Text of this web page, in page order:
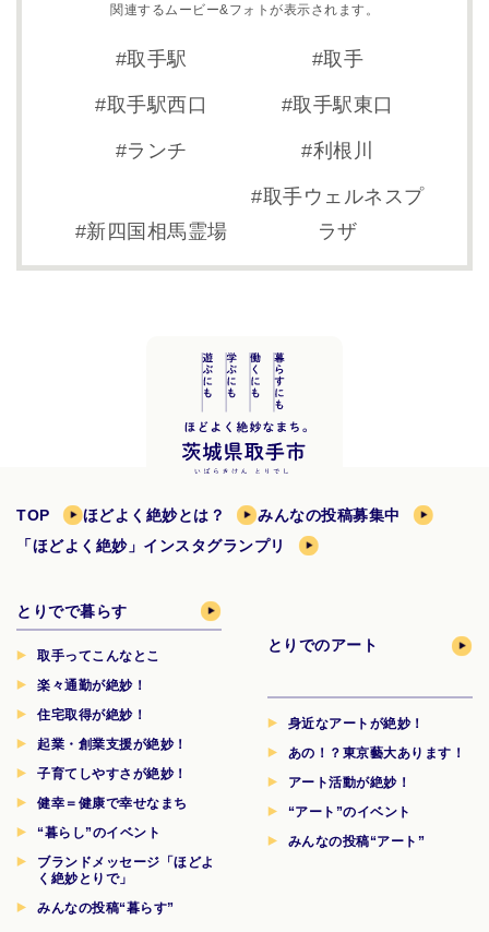
関連するムービー&フォトが表示されます。
取手駅 取手
取手駅西口 取手駅東口
ランチ 利根川
新四国相馬霊場
取手ウェルネスプ
ラザ
TOP ほどよく絶妙とは？
みんなの投稿募集中
「ほどよく絶妙」インスタグランプリ
とりでで暮らす
取手ってこんなとこ
楽々通勤が絶妙！
住宅取得が絶妙！
起業・創業支援が絶妙！
子育てしやすさが絶妙！
健幸＝健康で幸せなまち
“暮らし”のイベント
ブランドメッセージ「ほどよ
く絶妙とりで」
みんなの投稿“暮らす”
とりでのアート
身近なアートが絶妙！
あの！？東京藝大あります！
アート活動が絶妙！
“アート”のイベント
みんなの投稿“アート”